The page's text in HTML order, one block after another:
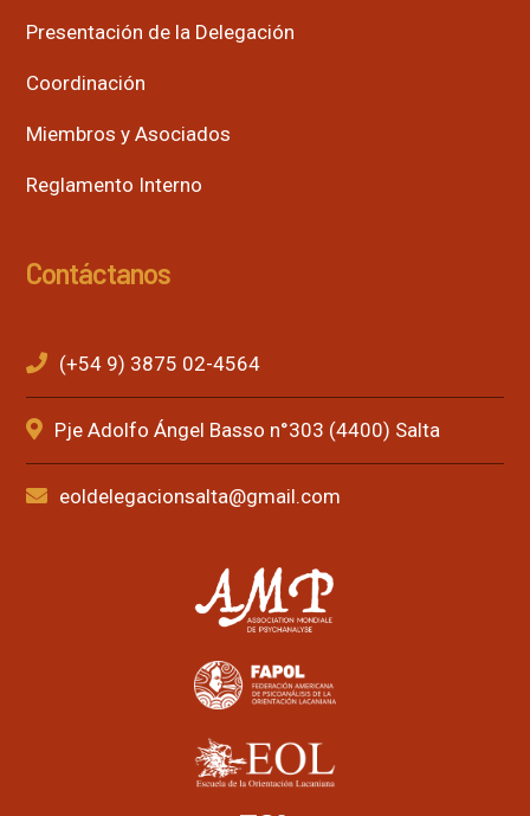
Presentación de la Delegación
Coordinación
Miembros y Asociados
Reglamento Interno
Contáctanos
(+54 9) 3875 02-4564
Pje Adolfo Ángel Basso n°303 (4400) Salta
eoldelegacionsalta@gmail.com